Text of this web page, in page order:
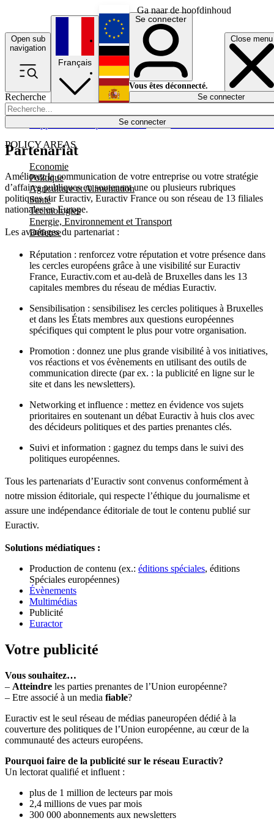
Ga naar de hoofdinhoud
Open sub
navigation
Close menu
Recherche
Se connecter
POLICY AREAS
Economie
Politique
Agriculture et Alimentation
Santé
Technologies
Energie, Environnement et Transport
Défense
Économie
Français
English
Deutsch
Español
Se connecter
Vous êtes déconnecté.
Se connecter
Partenariat
Améliorez la communication de votre entreprise ou votre stratégie
d’affaires publiques en soutenant une ou plusieurs rubriques
politiques sur Euractiv, Euractiv France ou son réseau de 13 filiales
nationales en Europe.
Les avantages du partenariat :
Réputation : renforcez votre réputation et votre présence dans
les cercles européens grâce à une visibilité sur Euractiv
France, Euractiv.com et au-delà de Bruxelles dans les 13
capitales membres du réseau de médias Euractiv.
Sensibilisation : sensibilisez les cercles politiques à Bruxelles
et dans les États membres aux questions européennes
spécifiques qui comptent le plus pour votre organisation.
Promotion : donnez une plus grande visibilité à vos initiatives,
vos réactions et vos évènements en utilisant des outils de
communication directe (par ex. : la publicité en ligne sur le
site et dans les newsletters).
Networking et influence : mettez en évidence vos sujets
prioritaires en soutenant un débat Euractiv à huis clos avec
des décideurs politiques et des parties prenantes clés.
Suivi et information : gagnez du temps dans le suivi des
politiques européennes.
Tous les partenariats d’Euractiv sont convenus conformément à
notre mission éditoriale, qui respecte l’éthique du journalisme et
assure une indépendance éditoriale de tout le contenu publié sur
Euractiv.
Solutions médiatiques :
Production de contenu (ex.: éditions spéciales, éditions
Spéciales européennes)
Évènements
Multimédias
Publicité
Euractor
Votre publicité
Vous souhaitez…
– Atteindre les parties prenantes de l’Union européenne?
– Etre associé à un media fiable?
Euractiv est le seul réseau de médias paneuropéen dédié à la
couverture des politiques de l’Union européenne, au cœur de la
communauté des acteurs européens.
Pourquoi faire de la publicité sur le réseau Euractiv?
Un lectorat qualifié et influent :
plus de 1 million de lecteurs par mois
2,4 millions de vues par mois
300 000 abonnements aux newsletters